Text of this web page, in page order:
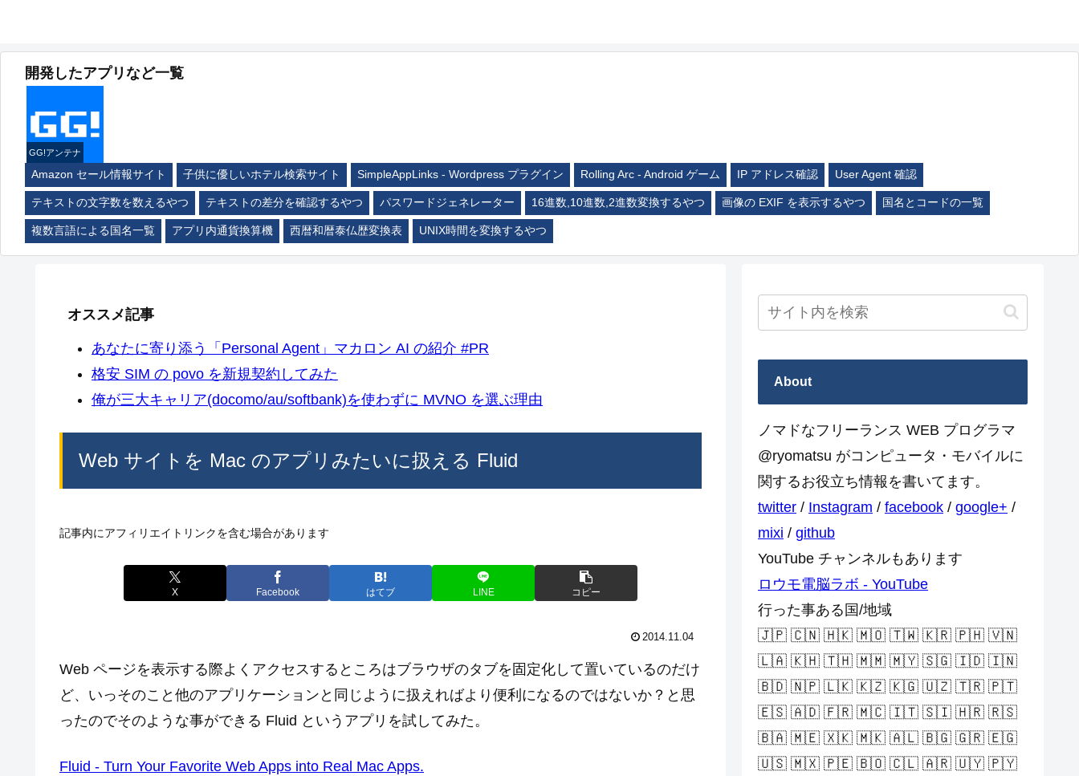
開発したアプリなど一覧
GG!アンテナ
Amazon セール情報サイト 子供に優しいホテル検索サイト SimpleAppLinks - Wordpress プラグイン Rolling Arc - Android ゲーム IP アドレス確認 User Agent 確認
テキストの文字数を数えるやつ テキストの差分を確認するやつ パスワードジェネレーター 16進数,10進数,2進数変換するやつ 画像の EXIF を表示するやつ 国名とコードの一覧
複数言語による国名一覧 アプリ内通貨換算機 西暦和暦泰仏歴変換表 UNIX時間を変換するやつ
オススメ記事
あなたに寄り添う「Personal Agent」マカロン AI の紹介 #PR
格安 SIM の povo を新規契約してみた
俺が三大キャリア(docomo/au/softbank)を使わずに MVNO を選ぶ理由
Web サイトを Mac のアプリみたいに扱える Fluid
記事内にアフィリエイトリンクを含む場合があります
X Facebook はてブ LINE コピー
2014.11.04
Web ページを表示する際よくアクセスするところはブラウザのタブを固定化して置いているのだけ
ど、いっそのこと他のアプリケーションと同じように扱えればより便利になるのではないか？と思
ったのでそのような事ができる Fluid というアプリを試してみた。
Fluid - Turn Your Favorite Web Apps into Real Mac Apps.
About
ノマドなフリーランス WEB プログラマ
@ryomatsu がコンピュータ・モバイルに
関するお役立ち情報を書いてます。
twitter / Instagram / facebook / google+ /
mixi / github
YouTube チャンネルもあります
ロウモ電脳ラボ - YouTube
行った事ある国/地域
🇯🇵 🇨🇳 🇭🇰 🇲🇴 🇹🇼 🇰🇷 🇵🇭 🇻🇳
🇱🇦 🇰🇭 🇹🇭 🇲🇲 🇲🇾 🇸🇬 🇮🇩 🇮🇳
🇧🇩 🇳🇵 🇱🇰 🇰🇿 🇰🇬 🇺🇿 🇹🇷 🇵🇹
🇪🇸 🇦🇩 🇫🇷 🇲🇨 🇮🇹 🇸🇮 🇭🇷 🇷🇸
🇧🇦 🇲🇪 🇽🇰 🇲🇰 🇦🇱 🇧🇬 🇬🇷 🇪🇬
🇺🇸 🇲🇽 🇵🇪 🇧🇴 🇨🇱 🇦🇷 🇺🇾 🇵🇾